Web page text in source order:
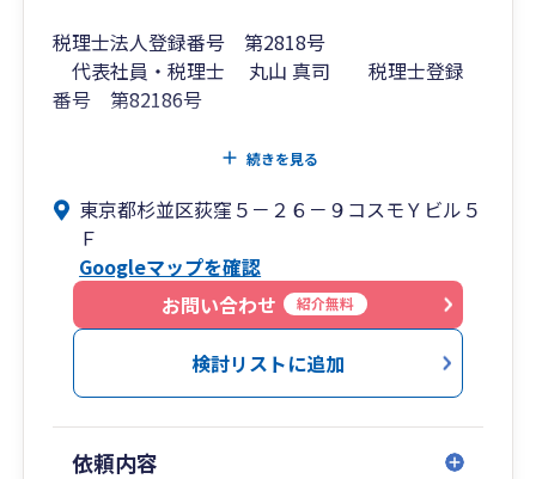
税理士法人登録番号 第2818号
代表社員・税理士 丸山 真司 税理士登録
番号 第82186号
創業 昭和10年 平成25年税理士法人に組織変
続きを見る
東京都杉並区荻窪５－２６－９コスモＹビル５
Ｆ
Googleマップを確認
お問い合わせ
紹介無料
検討リストに追加
依頼内容